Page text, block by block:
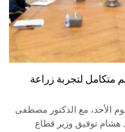
متكامل لتجربة زراعة
الأحد، مع الدكتور مصطفى
هشام توفيق وزير قطاع